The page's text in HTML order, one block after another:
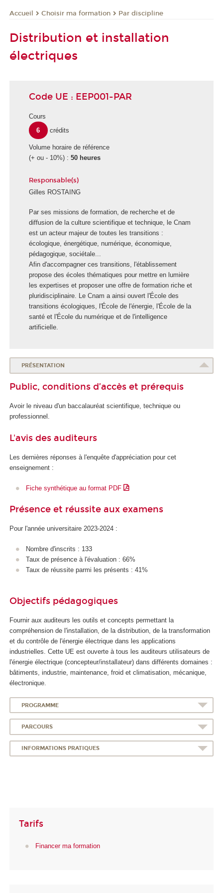
Accueil Choisir ma formation Par discipline
Distribution et installation
électriques
Code UE : EEP001-PAR
Cours
6
crédits
Volume horaire de référence
(+ ou - 10%) : 50 heures
Responsable(s)
Gilles ROSTAING
E
c
o
l
e
E
n
e
r
g
i
e
Par ses missions de formation, de recherche et de
diffusion de la culture scientifique et technique, le Cnam
est un acteur majeur de toutes les transitions :
écologique, énergétique, numérique, économique,
pédagogique, sociétale...
Afin d'accompagner ces transitions, l'établissement
propose des écoles thématiques pour mettre en lumière
les expertises et proposer une offre de formation riche et
pluridisciplinaire. Le Cnam a ainsi ouvert l'École des
transitions écologiques, l'École de l'énergie, l'École de la
santé et l'École du numérique et de l'intelligence
artificielle.
PRÉSENTATION
Public, conditions d’accès et prérequis
Avoir le niveau d'un baccalauréat scientifique, technique ou
professionnel.
L'avis des auditeurs
Les dernières réponses à l'enquête d'appréciation pour cet
enseignement :
Fiche synthétique au format PDF
Présence et réussite aux examens
Pour l'année universitaire 2023-2024 :
Nombre d'inscrits : 133
Taux de présence à l'évaluation : 66%
Taux de réussite parmi les présents : 41%
Objectifs pédagogiques
Fournir aux auditeurs les outils et concepts permettant la
compréhension de l'installation, de la distribution, de la transformation
et du contrôle de l'énergie électrique dans les applications
industrielles. Cette UE est ouverte à tous les auditeurs utilisateurs de
l'énergie électrique (concepteur/installateur) dans différents domaines :
bâtiments, industrie, maintenance, froid et climatisation, mécanique,
électronique.
PROGRAMME
PARCOURS
INFORMATIONS PRATIQUES
Tarifs
Financer ma formation